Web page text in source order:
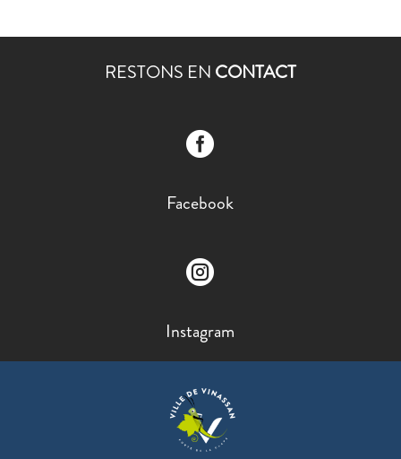
RESTONS EN CONTACT

Facebook

Instagram